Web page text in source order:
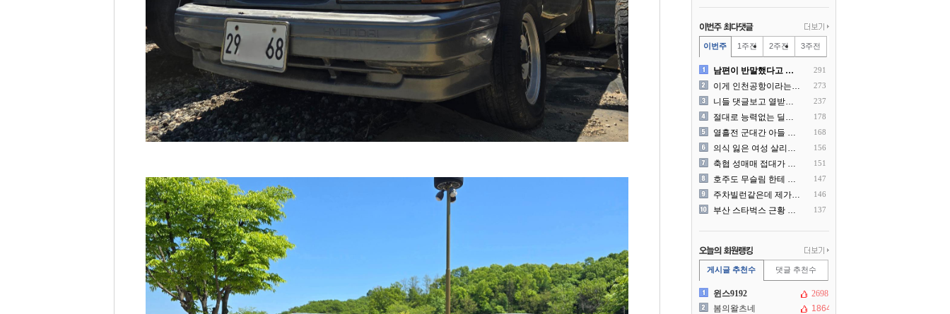
이번주 1주전 2주전 3주전
남편이 반말했다고 똑같이 반.. 291
이게 인천공항이라는게 믿겨지.. 273
니들 댓글보고 열받아서 집구.. 237
절대로 능력없는 딜러를 쓰지.. 178
열흘전 군대간 아들 소포(가.. 168
의식 잃은 여성 살리려다 성.. 156
축협 성매매 접대가 더 충격.. 151
호주도 무슬림 한테 점령 당.. 147
주차빌런같은데 제가 잘못한건.. 146
부산 스타벅스 근황 ㅎㄷㄷ 137
게시글 추천수 댓글 추천수
윈스9192
2698
봄의왈츠네
1864